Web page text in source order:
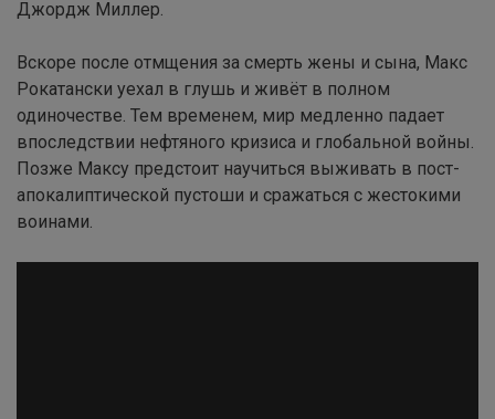
Джордж Миллер.
Вскоре после отмщения за смерть жены и сына, Макс
Рокатански уехал в глушь и живёт в полном
одиночестве. Тем временем, мир медленно падает
впоследствии нефтяного кризиса и глобальной войны.
Позже Максу предстоит научиться выживать в пост-
апокалиптической пустоши и сражаться с жестокими
воинами.